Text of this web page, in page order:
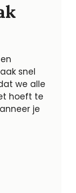
snel
we alle
hoeft te
je